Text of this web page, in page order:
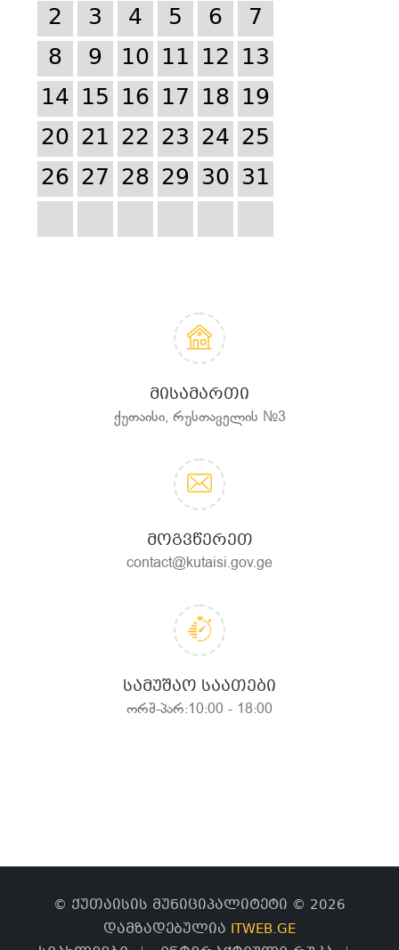
2
3 4 5 6
7
8
9 10 11 12 13
14 15 16 17 18 19
20 21 22 23 24 25
26 27 28 29 30 31
ᲛᲘᲡᲐᲛᲐᲠᲗᲘ
ქუთაისი, რუსთაველის №3
ᲛᲝᲒᲕᲬᲔᲠᲔᲗ
contact@kutaisi.gov.ge
ᲡᲐᲛᲣᲨᲐᲝ ᲡᲐᲐᲗᲔᲑᲘ
ორშ-პარ:10:00 - 18:00
© ქუთაისის მუნიციპალიტეტი © 2026
დამზადებულია ITWEB.GE